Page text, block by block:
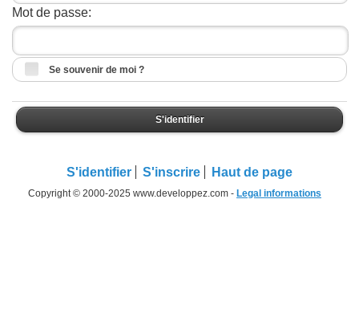
Mot de passe:
Se souvenir de moi ?
S'identifier
S'identifier S'inscrire Haut de page
Copyright © 2000-2025 www.developpez.com - Legal informations